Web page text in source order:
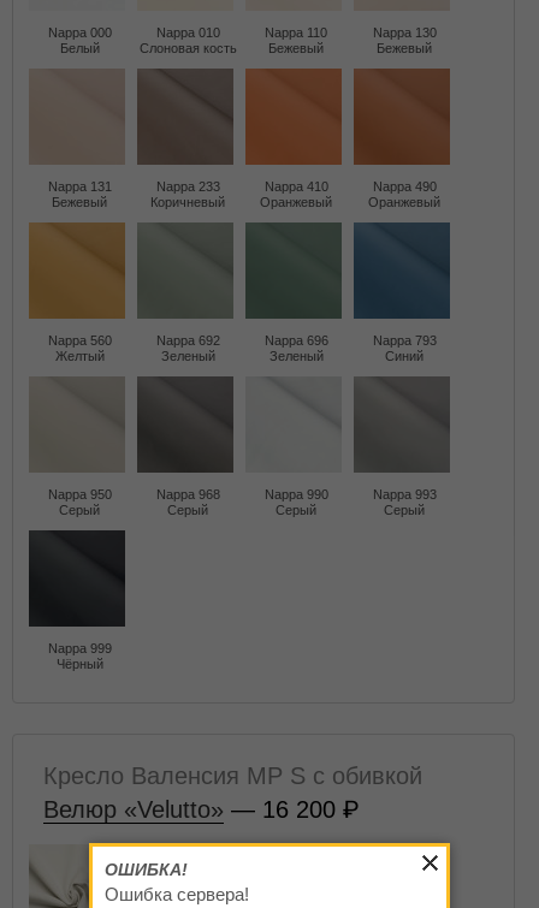
Nappa 000
Белый
Nappa 010
Слоновая кость
Nappa 110
Бежевый
Nappa 130
Бежевый
Nappa 131
Бежевый
Nappa 233
Коричневый
Nappa 410
Оранжевый
Nappa 490
Оранжевый
Nappa 560
Желтый
Nappa 692
Зеленый
Nappa 696
Зеленый
Nappa 793
Синий
Nappa 950
Серый
Nappa 968
Серый
Nappa 990
Серый
Nappa 993
Серый
Nappa 999
Чёрный
Кресло Валенсия MP S с обивкой
Велюр «Velutto» — 16 200
ОШИБКА!
Ошибка сервера!